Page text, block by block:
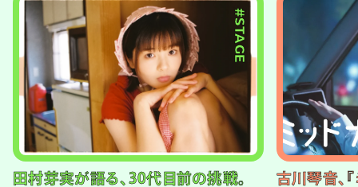
#STAGE
田村芽実が語る、30代目前の挑戦。
古川琴音、